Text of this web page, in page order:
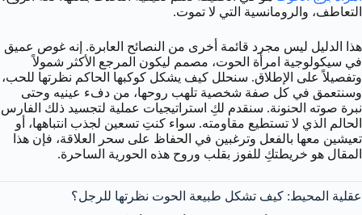
التعاطف، والرومانسية التي لا تموت.
هذا الدليل ليس مجرد قائمة أخرى من النصائح العابرة. إنه غوص عميق
في سيكولوجية امرأة الحوت، مصمم ليكون المرجع الأكثر شمولاً
وتفصيلاً على الإطلاق. سنحلل كيف يشكل كوكبها الحاكم نظرتها للحب،
وسنتعمق في كل صفة شخصية تلهب روحها، من دفء عينيه وحتى
نبرة صوته الحنونة. سنقدم لكِ استراتيجيات عملية لتجسيد ذلك الفارس
الحالم الذي لا تستطيع مقاومته. سواء كنتِ تسعين لجذب انتباهها، أو
تعيشين معها بالفعل وترغبين في الحفاظ على سحر العلاقة، فإن هذا
المقال هو خريطتكِ للفوز بقلب وروح هذه الحورية الساحرة.
عقلية المحيط: كيف تشكل طبيعة الحوت نظرتها للرجل؟